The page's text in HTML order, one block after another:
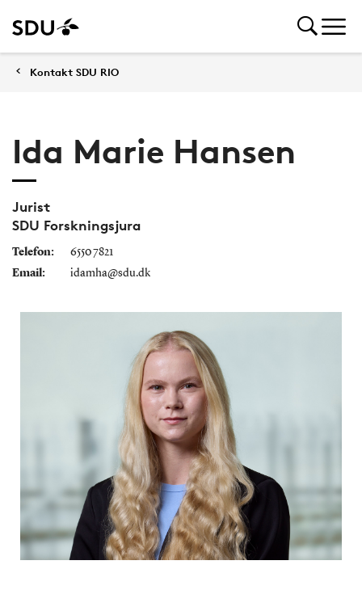
Kontakt SDU RIO
Ida Marie Hansen
Jurist
SDU Forskningsjura
Telefon:
6550 7821
Email:
idamha@sdu.dk